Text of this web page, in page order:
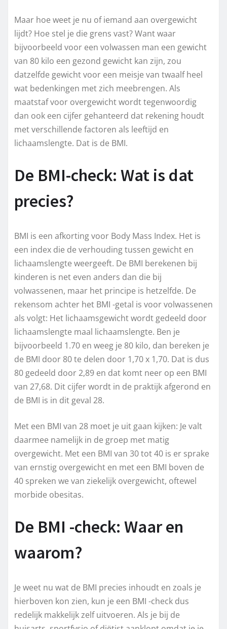
Maar hoe weet je nu of iemand aan overgewicht
lijdt? Hoe stel je die grens vast? Want waar
bijvoorbeeld voor een volwassen man een gewicht
van 80 kilo een gezond gewicht kan zijn, zou
datzelfde gewicht voor een meisje van twaalf heel
wat bedenkingen met zich meebrengen. Als
maatstaf voor overgewicht wordt tegenwoordig
dan ook een cijfer gehanteerd dat rekening houdt
met verschillende factoren als leeftijd en
lichaamslengte. Dat is de BMI.
De BMI-check: Wat is dat
precies?
BMI is een afkorting voor Body Mass Index. Het is
een index die de verhouding tussen gewicht en
lichaamslengte weergeeft. De BMI berekenen bij
kinderen is net even anders dan die bij
volwassenen, maar het principe is hetzelfde. De
rekensom achter het BMI -getal is voor volwassenen
als volgt: Het lichaamsgewicht wordt gedeeld door
lichaamslengte maal lichaamslengte. Ben je
bijvoorbeeld 1.70 en weeg je 80 kilo, dan bereken je
de BMI door 80 te delen door 1,70 x 1,70. Dat is dus
80 gedeeld door 2,89 en dat komt neer op een BMI
van 27,68. Dit cijfer wordt in de praktijk afgerond en
de BMI is in dit geval 28.
Met een BMI van 28 moet je uit gaan kijken: Je valt
daarmee namelijk in de groep met matig
overgewicht. Met een BMI van 30 tot 40 is er sprake
van ernstig overgewicht en met een BMI boven de
40 spreken we van ziekelijk overgewicht, oftewel
morbide obesitas.
De BMI -check: Waar en
waarom?
Je weet nu wat de BMI precies inhoudt en zoals je
hierboven kon zien, kun je een BMI -check dus
redelijk makkelijk zelf uitvoeren. Als je bij de